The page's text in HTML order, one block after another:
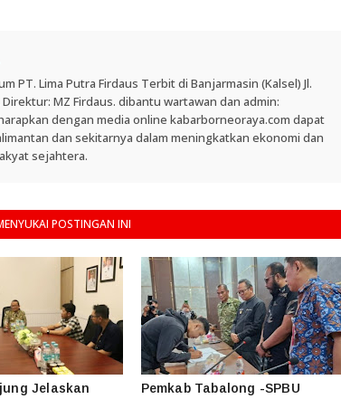
PT. Lima Putra Firdaus Terbit di Banjarmasin (Kalsel) Jl.
MZ Firdaus. dibantu wartawan dan admin:
dengan media online kabarborneoraya.com dapat
dan sekitarnya dalam meningkatkan ekonomi dan
sejahtera.
POSTINGAN INI
Jelaskan
Pemkab Tabalong -SPBU